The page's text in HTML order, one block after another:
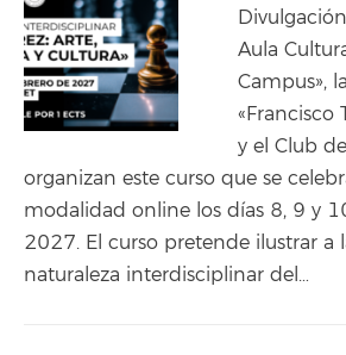
Aula
Campus»,
«Francisco
y el Club
organizan este curso que se
modalidad online los días 8, 9 y
2027. El curso pretende ilustrar a
naturaleza interdisciplinar del…